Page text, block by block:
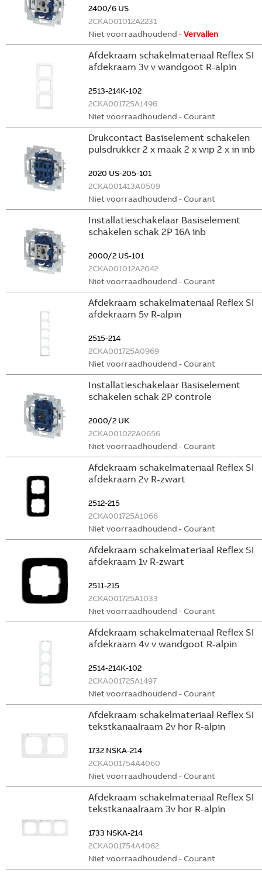
2400/6 US
2CKA001012A2231
Niet voorraadhoudend -Vervallen
Afdekraam schakelmateriaal Reflex SI
afdekraam 3v v wandgoot R-alpin
2513-214K-102
2CKA001725A1496
Niet voorraadhoudend - Courant
Drukcontact Basiselement schakelen
pulsdrukker 2 x maak 2 x wip 2 x in inb
2020 US-205-101
2CKA001413A0509
Niet voorraadhoudend - Courant
Installatieschakelaar Basiselement
schakelen schak 2P 16A inb
2000/2 US-101
2CKA001012A2042
Niet voorraadhoudend - Courant
Afdekraam schakelmateriaal Reflex SI
afdekraam 5v R-alpin
2515-214
2CKA001725A0969
Niet voorraadhoudend - Courant
Installatieschakelaar Basiselement
schakelen schak 2P controle
2000/2 UK
2CKA001022A0656
Niet voorraadhoudend - Courant
Afdekraam schakelmateriaal Reflex SI
afdekraam 2v R-zwart
2512-215
2CKA001725A1066
Niet voorraadhoudend - Courant
Afdekraam schakelmateriaal Reflex SI
afdekraam 1v R-zwart
2511-215
2CKA001725A1033
Niet voorraadhoudend - Courant
Afdekraam schakelmateriaal Reflex SI
afdekraam 4v v wandgoot R-alpin
2514-214K-102
2CKA001725A1497
Niet voorraadhoudend - Courant
Afdekraam schakelmateriaal Reflex SI
tekstkanaalraam 2v hor R-alpin
1732 NSKA-214
2CKA001754A4060
Niet voorraadhoudend - Courant
Afdekraam schakelmateriaal Reflex SI
tekstkanaalraam 3v hor R-alpin
1733 NSKA-214
2CKA001754A4062
Niet voorraadhoudend - Courant